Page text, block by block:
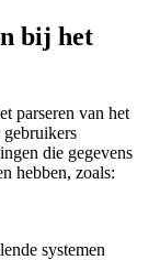
bij het
parseren van het
die gegevens
hebben, zoals:
systemen